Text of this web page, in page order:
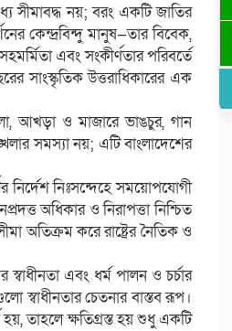
সীমাবদ্ধ নয়; বরং একটি জাতির
কেন্দ্রবিন্দু মানুষ—তার বিবেক,
এবং সংকীর্ণতার পরিবর্তে
সাংস্কৃতিক উত্তরাধিকারের এক
আখড়া ও মাজারে ভাঙচুর, গান
সমস্যা নয়; এটি বাংলাদেশের
নিঃসন্দেহে সময়োপযোগী
অধিকার ও নিরাপত্তা নিশ্চিত
অতিক্রম করে রাষ্ট্রের নৈতিক ও
এবং ধর্ম পালন ও চর্চার
চেতনার বাস্তব রূপ।
হয়, তাহলে ক্ষতিগ্রস্ত হয় শুধু একটি